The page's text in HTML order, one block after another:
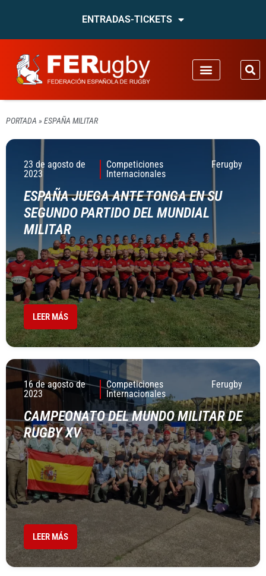
ENTRADAS-TICKETS
PORTADA » ESPAÑA MILITAR
23 de agosto de
2023
Competiciones
Internacionales
Ferugby
ESPAÑA JUEGA ANTE TONGA EN SU
SEGUNDO PARTIDO DEL MUNDIAL
MILITAR
LEER MÁS
16 de agosto de
2023
Competiciones
Internacionales
Ferugby
CAMPEONATO DEL MUNDO MILITAR DE
RUGBY XV
LEER MÁS